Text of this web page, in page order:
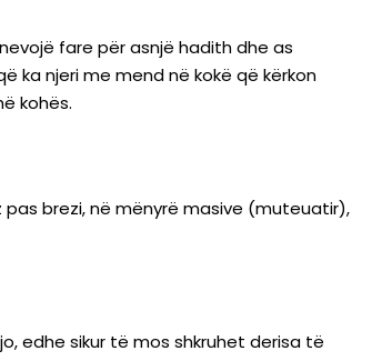
fare për asnjë hadith dhe as
ka njeri me mend në kokë që kërkon
kohës.
brezi, në mënyrë masive (muteuatir),
edhe sikur të mos shkruhet derisa të